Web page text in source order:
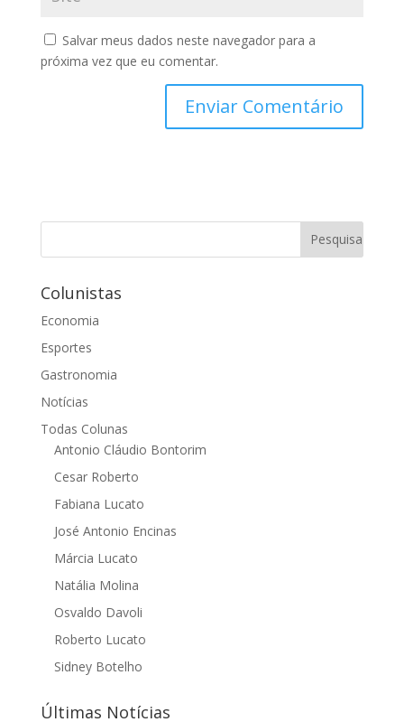
Salvar meus dados neste navegador para a
próxima vez que eu comentar.
Colunistas
Economia
Esportes
Gastronomia
Notícias
Todas Colunas
Antonio Cláudio Bontorim
Cesar Roberto
Fabiana Lucato
José Antonio Encinas
Márcia Lucato
Natália Molina
Osvaldo Davoli
Roberto Lucato
Sidney Botelho
Últimas Notícias